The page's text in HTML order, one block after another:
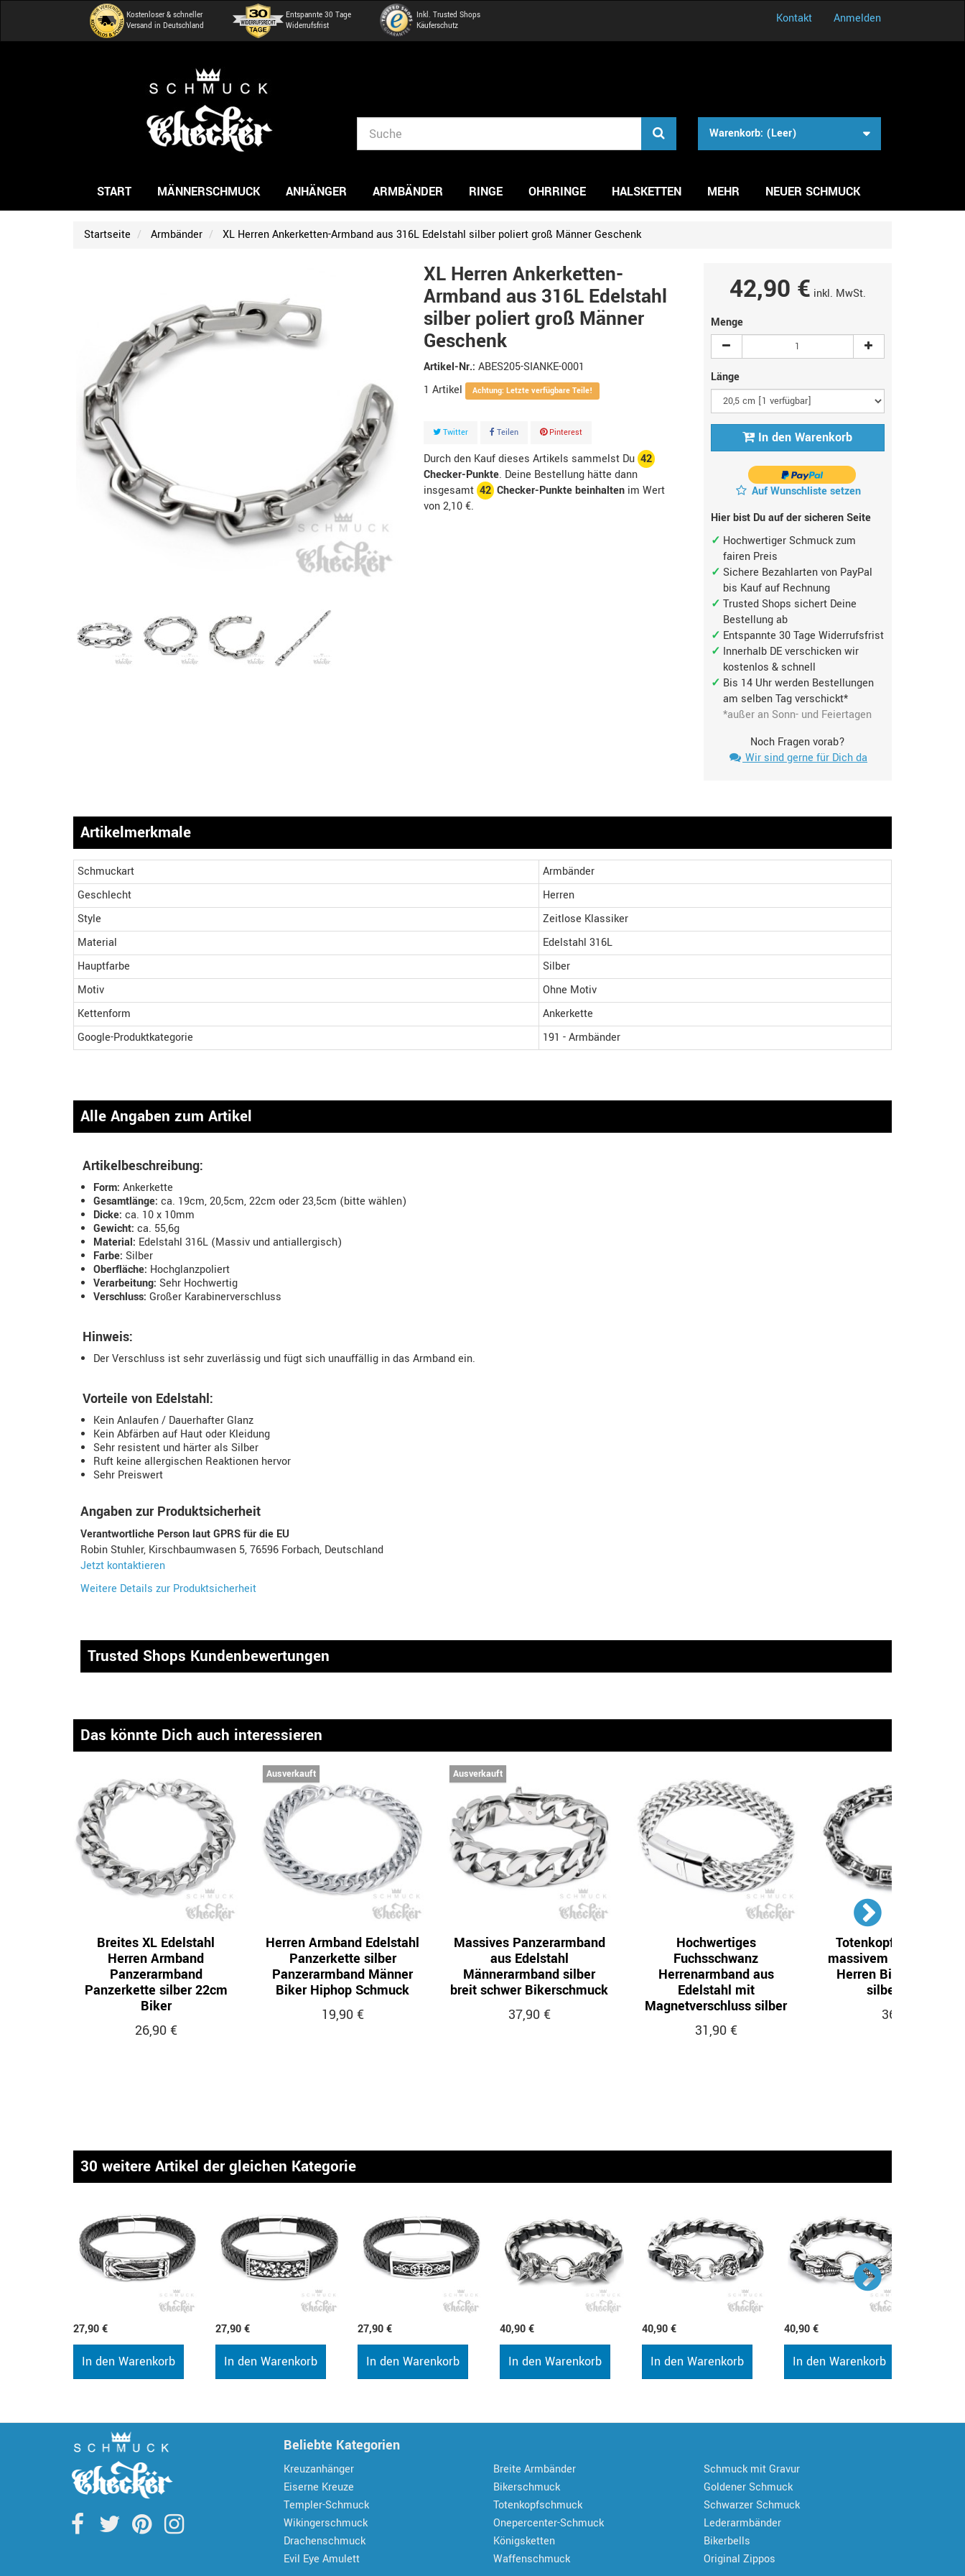
Kontakt Anmelden
Warenkorb: (Leer)
Kostenloser & schneller
Versand in Deutschland
Entspannte 30 Tage
Widerrufsfrist
Inkl. Trusted Shops
Käuferschutz
START MÄNNERSCHMUCK ANHÄNGER ARMBÄNDER RINGE OHRRINGE HALSKETTEN MEHR NEUER SCHMUCK
Startseite Armbänder XL Herren Ankerketten-Armband aus 316L Edelstahl silber poliert groß Männer Geschenk
XL Herren Ankerketten-
Armband aus 316L Edelstahl
silber poliert groß Männer
Geschenk
Artikel-Nr.: ABES205-SIANKE-0001
1 Artikel Achtung: Letzte verfügbare Teile!
Twitter Teilen Pinterest
Durch den Kauf dieses Artikels sammelst Du 42
Checker-Punkte. Deine Bestellung hätte dann
insgesamt 42Checker-Punkte beinhaltenim Wert
von2,10 €.
42,90 € inkl. MwSt.
Menge
Länge
In den Warenkorb
Auf Wunschliste setzen
Hier bist Du auf der sicheren Seite
Hochwertiger Schmuck zum
fairen Preis
Sichere Bezahlarten von PayPal
bis Kauf auf Rechnung
Trusted Shops sichert Deine
Bestellung ab
Entspannte 30 Tage Widerrufsfrist
Innerhalb DE verschicken wir
kostenlos & schnell
Bis 14 Uhr werden Bestellungen
am selben Tag verschickt*
*außer an Sonn- und Feiertagen
Noch Fragen vorab?
Wir sind gerne für Dich da
Artikelmerkmale
Schmuckart
Armbänder
Geschlecht
Herren
Style
Zeitlose Klassiker
Material
Edelstahl 316L
Hauptfarbe
Silber
Motiv
Ohne Motiv
Kettenform
Ankerkette
Google-Produktkategorie
191 - Armbänder
Alle Angaben zum Artikel
Artikelbeschreibung:
Form: Ankerkette
Gesamtlänge: ca. 19cm, 20,5cm, 22cm oder 23,5cm (bitte wählen)
Dicke: ca. 10 x 10mm
Gewicht: ca. 55,6g
Material: Edelstahl 316L (Massiv und antiallergisch)
Farbe: Silber
Oberfläche: Hochglanzpoliert
Verarbeitung: Sehr Hochwertig
Verschluss: Großer Karabinerverschluss
Hinweis:
Der Verschluss ist sehr zuverlässig und fügt sich unauffällig in das Armband ein.
Vorteile von Edelstahl:
Kein Anlaufen / Dauerhafter Glanz
Kein Abfärben auf Haut oder Kleidung
Sehr resistent und härter als Silber
Ruft keine allergischen Reaktionen hervor
Sehr Preiswert
Angaben zur Produktsicherheit
Verantwortliche Person laut GPRS für die EU
Robin Stuhler, Kirschbaumwasen 5, 76596 Forbach, Deutschland
Jetzt kontaktieren
Weitere Details zur Produktsicherheit
Trusted Shops Kundenbewertungen
Das könnte Dich auch interessieren
Breites XL Edelstahl
Herren Armband
Panzerarmband
Panzerkette silber 22cm
Biker
26,90 €
Ausverkauft
Herren Armband Edelstahl
Panzerkette silber
Panzerarmband Männer
Biker Hiphop Schmuck
19,90 €
Ausverkauft
Massives Panzerarmband
aus Edelstahl
Männerarmband silber
breit schwer Bikerschmuck
37,90 €
Hochwertiges
Fuchsschwanz
Herrenarmband aus
Edelstahl mit
Magnetverschluss silber
31,90 €
Totenkopfarmband
massivem 316L
Herren Biker
silber Skulls
36,90 €
30 weitere Artikel der gleichen Kategorie
27,90 €
In den Warenkorb
27,90 €
In den Warenkorb
27,90 €
In den Warenkorb
40,90 €
In den Warenkorb
40,90 €
In den Warenkorb
40,90 €
In den Warenkorb
Beliebte Kategorien
Kreuzanhänger
Eiserne Kreuze
Templer-Schmuck
Wikingerschmuck
Drachenschmuck
Evil Eye Amulett
Breite Armbänder
Bikerschmuck
Totenkopfschmuck
Onepercenter-Schmuck
Königsketten
Waffenschmuck
Schmuck mit Gravur
Goldener Schmuck
Schwarzer Schmuck
Lederarmbänder
Bikerbells
Original Zippos